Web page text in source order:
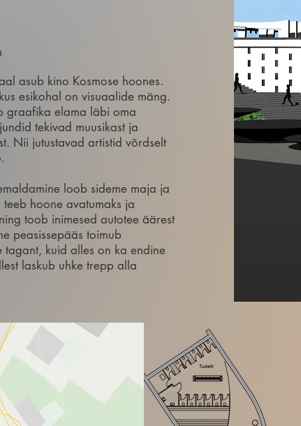
asub kino Kosmose hoones.
esikohal on visuaalide mäng.
graafika elama läbi oma
tekivad muusikast ja
Nii jutustavad artistid võrdselt
loob sideme maja ja
hoone avatumaks ja
toob inimesed autotee äärest
peasissepääs toimub
tagant, kuid alles on ka endine
laskub uhke trepp alla